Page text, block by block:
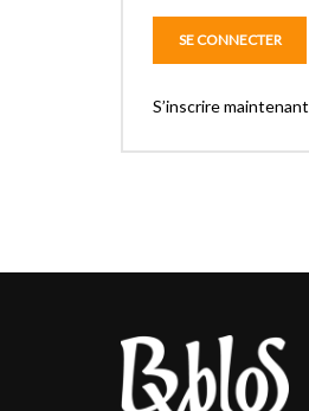
S’inscrire maintenant